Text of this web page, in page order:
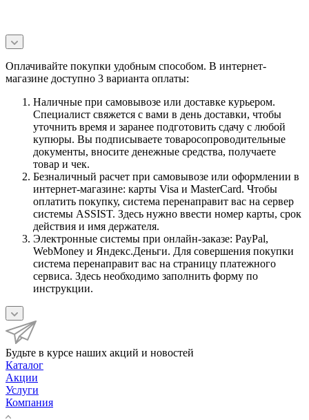
Оплачивайте покупки удобным способом. В интернет-
магазине доступно 3 варианта оплаты:
Наличные при самовывозе или доставке курьером.
Специалист свяжется с вами в день доставки, чтобы
уточнить время и заранее подготовить сдачу с любой
купюры. Вы подписываете товаросопроводительные
документы, вносите денежные средства, получаете
товар и чек.
Безналичный расчет при самовывозе или оформлении в
интернет-магазине: карты Visa и MasterCard. Чтобы
оплатить покупку, система перенаправит вас на сервер
системы ASSIST. Здесь нужно ввести номер карты, срок
действия и имя держателя.
Электронные системы при онлайн-заказе: PayPal,
WebMoney и Яндекс.Деньги. Для совершения покупки
система перенаправит вас на страницу платежного
сервиса. Здесь необходимо заполнить форму по
инструкции.
Будьте в курсе наших акций и новостей
Каталог
Акции
Услуги
Компания